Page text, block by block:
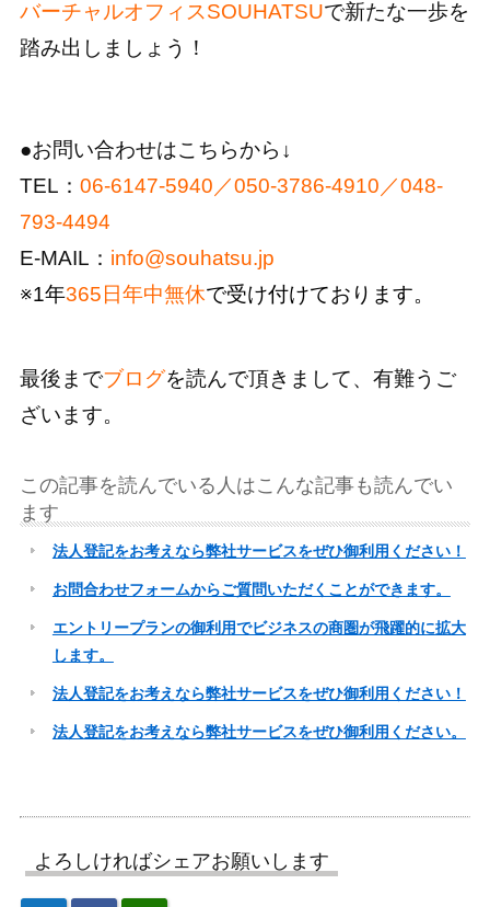
バーチャルオフィスSOUHATSUで新たな一歩を
踏み出しましょう！
●お問い合わせはこちらから↓
TEL： 06-6147-5940／050-3786-4910／048-
793-4494
E-MAIL： info@souhatsu.jp
※1年365日年中無休で受け付けております。
最後までブログを読んで頂きまして、有難うご
ざいます。
この記事を読んでいる人はこんな記事も読んでい
ます
法人登記をお考えなら弊社サービスをぜひ御利用ください！
お問合わせフォームからご質問いただくことができます。
エントリープランの御利用でビジネスの商圏が飛躍的に拡大
します。
法人登記をお考えなら弊社サービスをぜひ御利用ください！
法人登記をお考えなら弊社サービスをぜひ御利用ください。
よろしければシェアお願いします